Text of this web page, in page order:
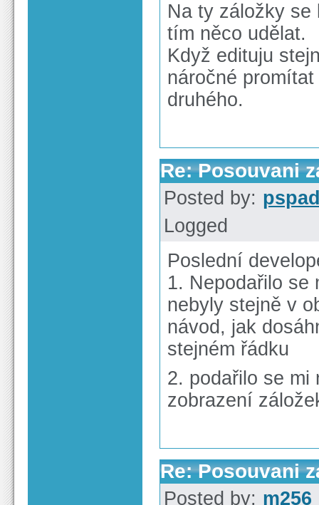
Na ty záložky se
tím něco udělat.
Když edituju
náročné
druhého.
Re: Posouvani
Posted by:
Logged
Poslední
1. Nepodařilo se
nebyly stejně v
návod, jak
stejném řádku
2. podařilo se
zobrazení
Re: Posouvani
Posted by: m256